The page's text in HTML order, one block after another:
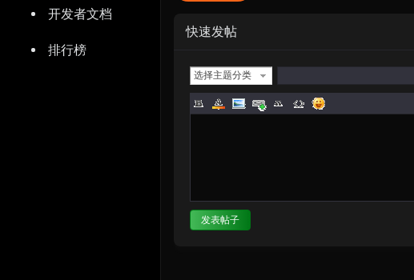
开发者文档
排行榜
快速发帖
选择主题分类
发表帖子